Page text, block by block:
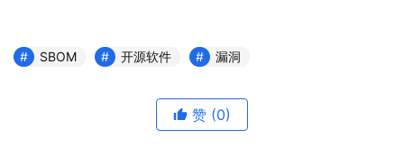
SBOM 开源软件 漏洞
赞 (0)